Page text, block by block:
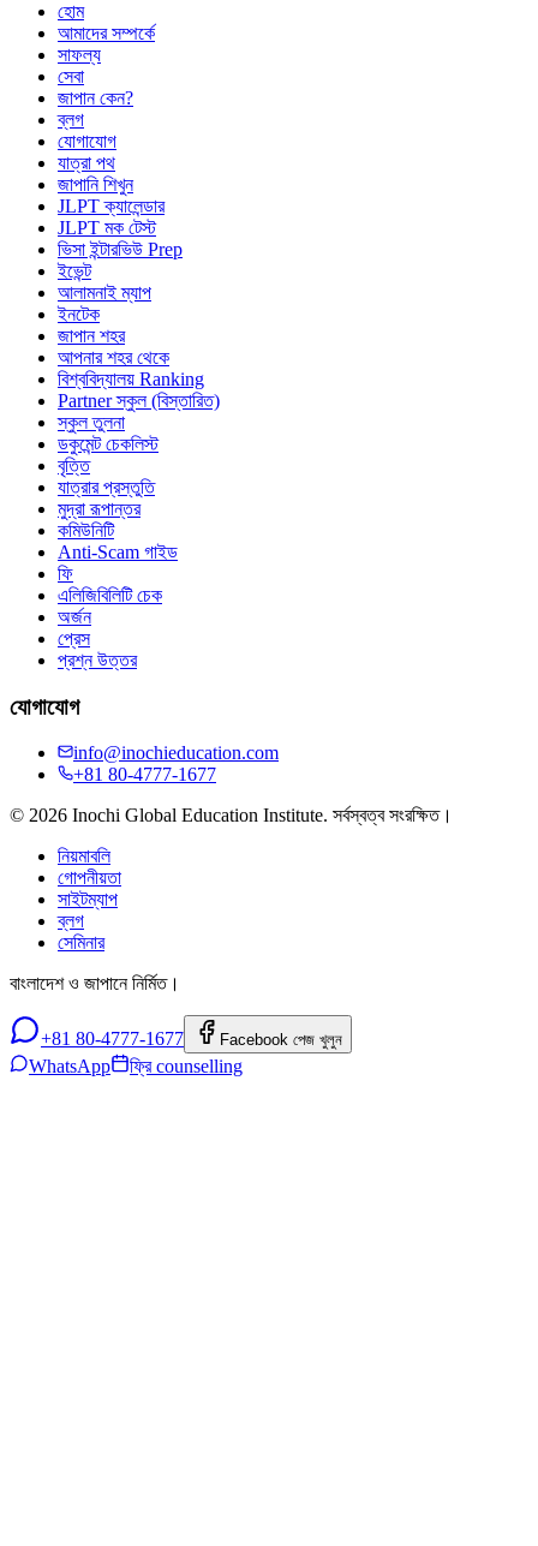
হোম
আমাদের সম্পর্কে
সাফল্য
সেবা
জাপান কেন?
ব্লগ
যোগাযোগ
যাত্রা পথ
জাপানি শিখুন
JLPT ক্যালেন্ডার
JLPT মক টেস্ট
ভিসা ইন্টারভিউ Prep
ইভেন্ট
আলামনাই ম্যাপ
ইনটেক
জাপান শহর
আপনার শহর থেকে
বিশ্ববিদ্যালয় Ranking
Partner স্কুল (বিস্তারিত)
স্কুল তুলনা
ডকুমেন্ট চেকলিস্ট
বৃত্তি
যাত্রার প্রস্তুতি
মুদ্রা রূপান্তর
কমিউনিটি
Anti-Scam গাইড
ফি
এলিজিবিলিটি চেক
অর্জন
প্রেস
প্রশ্ন উত্তর
যোগাযোগ
info@inochieducation.com
+81 80-4777-1677
© 2026 Inochi Global Education Institute. সর্বস্বত্ব সংরক্ষিত।
নিয়মাবলি
গোপনীয়তা
সাইটম্যাপ
ব্লগ
সেমিনার
বাংলাদেশ ও জাপানে নির্মিত।
+81 80-4777-1677 Facebook পেজ খুলুন
WhatsApp ফ্রি counselling